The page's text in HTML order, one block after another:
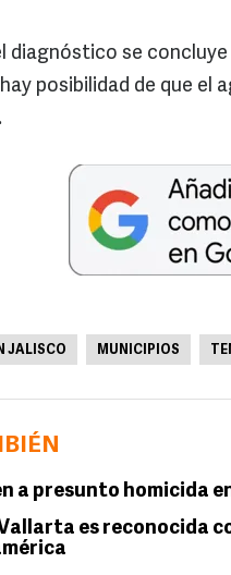
diagnóstico se
posibilidad de que el
JALISCO MUNICIPIOS
a presunto homicida
es reconocida